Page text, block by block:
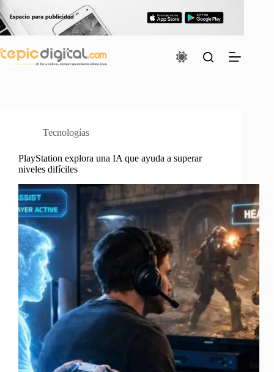
Saltar
al
contenido
Tecnologías
PlayStation explora una IA que ayuda a superar
niveles difíciles